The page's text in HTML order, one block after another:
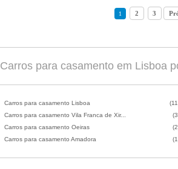
1 2 3
Carros para casamento em Lisboa
Carros para casamento Lisboa
Carros para casamento Vila Franca de Xir...
Carros para casamento Oeiras
Carros para casamento Amadora